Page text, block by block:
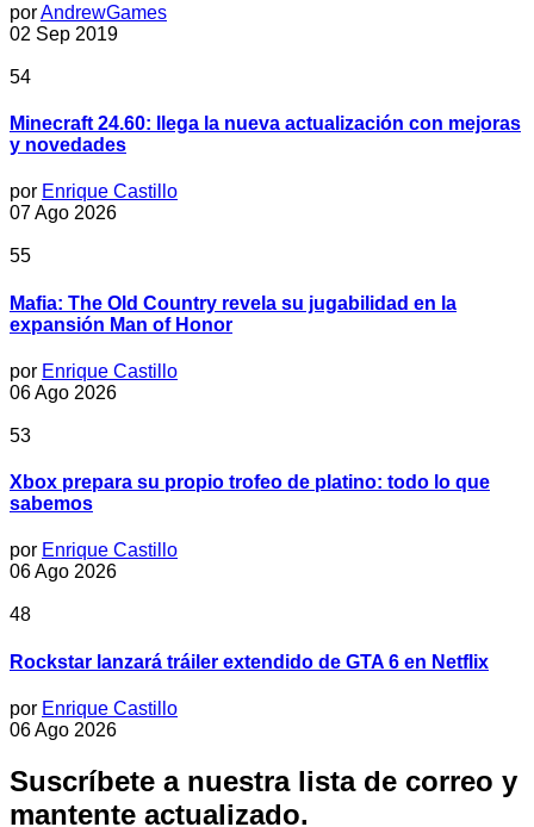
porAndrewGames
02 Sep 2019
54
Minecraft 24.60: llega la nueva actualización con mejoras
y novedades
por Enrique Castillo
07 Ago 2026
55
Mafia: The Old Country revela su jugabilidad en la
expansión Man of Honor
por Enrique Castillo
06 Ago 2026
53
Xbox prepara su propio trofeo de platino: todo lo que
sabemos
por Enrique Castillo
06 Ago 2026
48
Rockstar lanzará tráiler extendido de GTA 6 en Netflix
por Enrique Castillo
06 Ago 2026
Suscríbete a nuestra lista de correo y
mantente actualizado.